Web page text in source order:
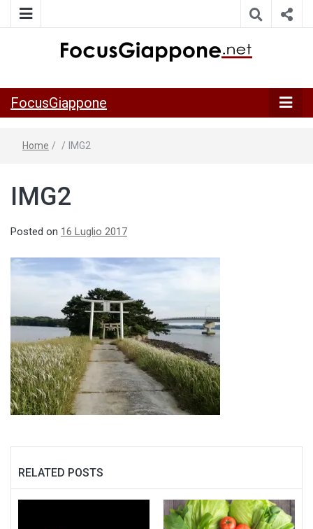
della Japan Italy Economic Federation
FocusGiappone
Home / / IMG2
IMG2
Posted on 16 Luglio 2017
RELATED POSTS